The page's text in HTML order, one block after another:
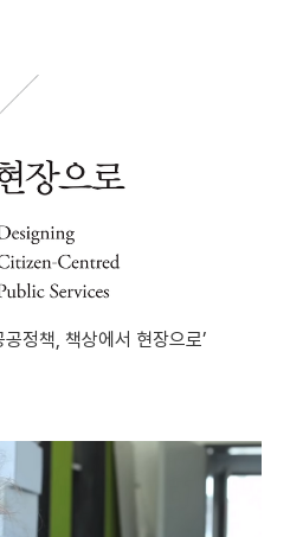
정책, 책상에서 현장으로’